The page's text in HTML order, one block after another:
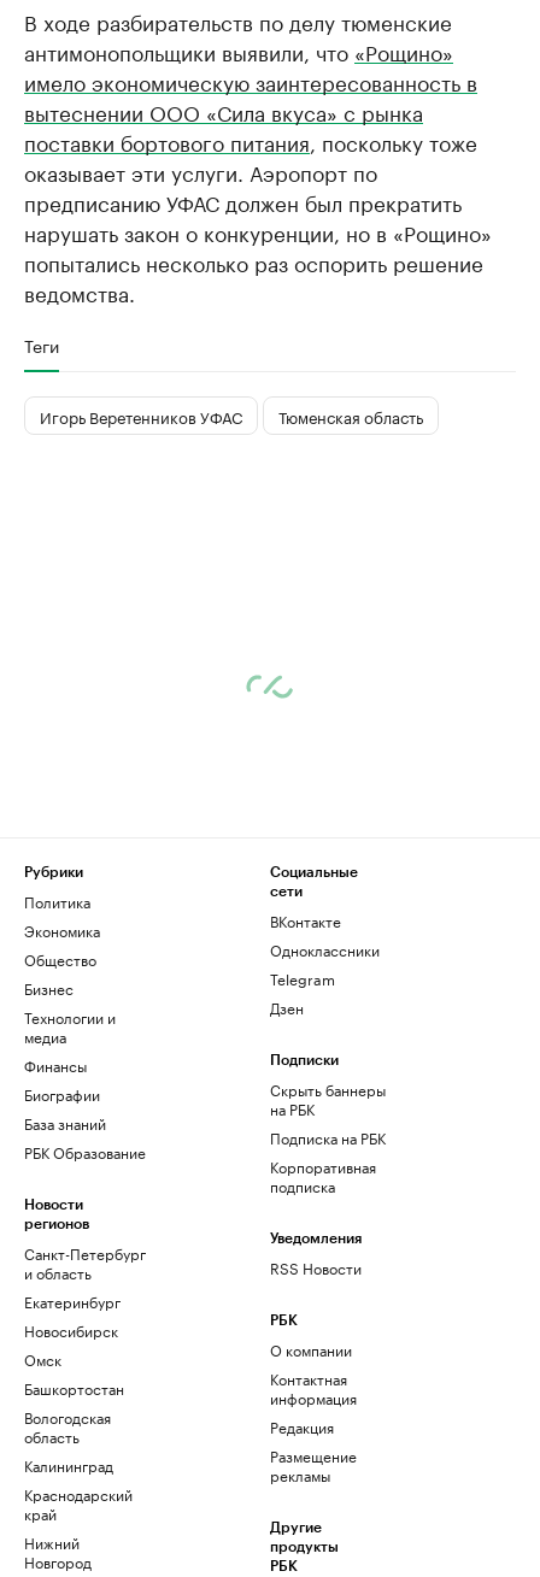
В ходе разбирательств по делу тюменские
антимонопольщики выявили, что «Рощино»
имело экономическую заинтересованность в
вытеснении ООО «Сила вкуса» с рынка
поставки бортового питания, поскольку тоже
оказывает эти услуги. Аэропорт по
предписанию УФАС должен был прекратить
нарушать закон о конкуренции, но в «Рощино»
попытались несколько раз оспорить решение
ведомства.
Теги
Игорь Веретенников УФАС Тюменская область
Рубрики
Политика
Экономика
Общество
Бизнес
Технологии и
медиа
Финансы
Биографии
База знаний
РБК Образование
Новости
регионов
Санкт-Петербург
и область
Екатеринбург
Новосибирск
Омск
Башкортостан
Вологодская
область
Калининград
Краснодарский
край
Нижний
Новгород
Социальные
сети
ВКонтакте
Одноклассники
Telegram
Дзен
Подписки
Скрыть баннеры
на РБК
Подписка на РБК
Корпоративная
подписка
Уведомления
RSS Новости
РБК
О компании
Контактная
информация
Редакция
Размещение
рекламы
Другие
продукты
РБК